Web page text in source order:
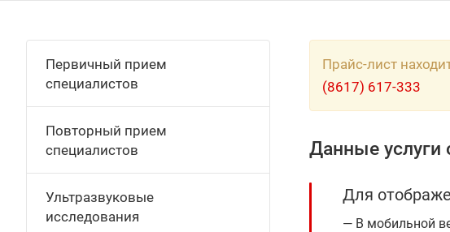
Прайс-лист
(8617) 617-333
Данные
Для
В мобильной
Первичный прием
специалистов
Повторный прием
специалистов
Ультразвуковые
исследования